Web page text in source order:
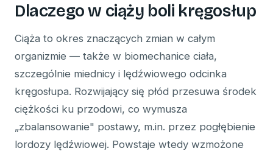
Dlaczego w ciąży boli kręgosłup
Ciąża to okres znaczących zmian w całym
organizmie — także w biomechanice ciała,
szczególnie miednicy i lędźwiowego odcinka
kręgosłupa. Rozwijający się płód przesuwa środek
ciężkości ku przodowi, co wymusza
„zbalansowanie" postawy, m.in. przez pogłębienie
lordozy lędźwiowej. Powstaje wtedy wzmożone